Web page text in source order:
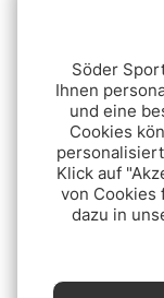
Simms Merino
Lightweight
Admiral Blue
€34.90
Söder
Ihnen
und eine
Cookies
Klick auf
von Cookies
dazu in